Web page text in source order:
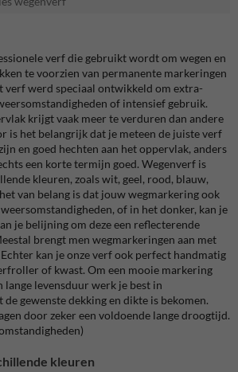
verf die gebruikt wordt om wegen en
te voorzien van permanente markeringen
verf werd speciaal ontwikkeld om extra-
of intensief gebruik.
krijgt vaak meer te verduren dan andere
is het belangrijk dat je meteen de juiste verf
en goed hechten aan het oppervlak, anders
een korte termijn goed. Wegenverf is
kleuren, zoals wit, geel, rood, blauw,
van belang is dat jouw wegmarkering ook
of in het donker, kan je
je belijning om deze een reflecterende
brengt men wegmarkeringen aan met
kan je onze verf ook perfect handmatig
of kwast. Om een mooie markering
lange levensduur werk je best in
gewenste dekking en dikte is bekomen.
door zeker een voldoende lange droogtijd.
kleuren